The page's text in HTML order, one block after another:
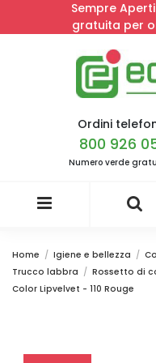
Sempre
gratuita per
Ordini
800 926
Numero verde
Home Igiene e bellezza
Trucco labbra
Rossetto di
Color Lipvelvet - 110 Rouge